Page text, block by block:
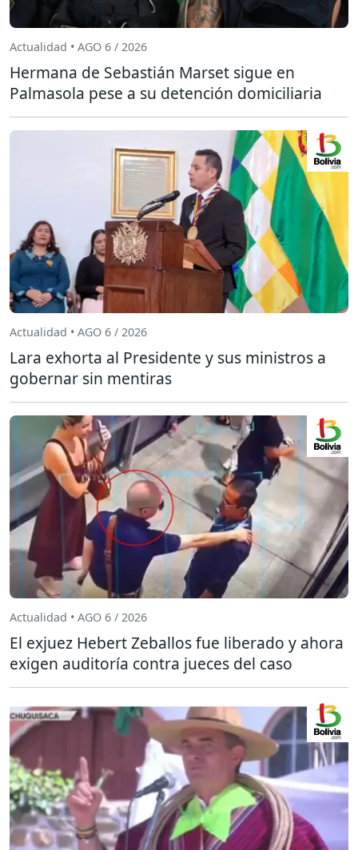
Actualidad • AGO 6 / 2026
Hermana de Sebastián Marset sigue en
Palmasola pese a su detención domiciliaria
Actualidad • AGO 6 / 2026
Lara exhorta al Presidente y sus ministros a
gobernar sin mentiras
Actualidad • AGO 6 / 2026
El exjuez Hebert Zeballos fue liberado y ahora
exigen auditoría contra jueces del caso